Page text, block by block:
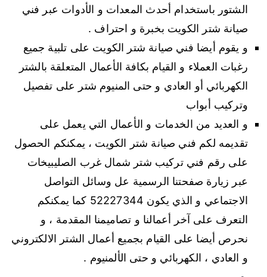
الشتور باستخدام أحدث المعدات و الأدوات عبر فني
صيانة شتر الكويت بخبرة و احتراف .
و يقوم أيضا فني صيانة شتر الكويت على تلبية جميع
رغبات العملاء و القيام بكافة الأعمال المتعلقة بالشتر
الكهربائي أو العادي و حتى المنيوم شتر على تفصيل
وتركيب أبواب
و العديد من الخدمات و الأعمال التي يعمل على
تقديمه لكم فني صيانة شتر الكويت ، يمكنكم الحصول
على رقم فني تركيب شتر شمال غرب الصليبيخات
عبر زيارة صفحتنا الرسمية عل وسائل التواصل
الاجتماعي و الذي يكون 52227344 كما يمكنكم
التعرف على آخر أعمالنا و تصاميمنا المقدمة ، و
نحرص أيضا على القيام بجميع أعمال الشتر الالكتروني
و العادي ، الكهربائي و حتى الألمنيوم .